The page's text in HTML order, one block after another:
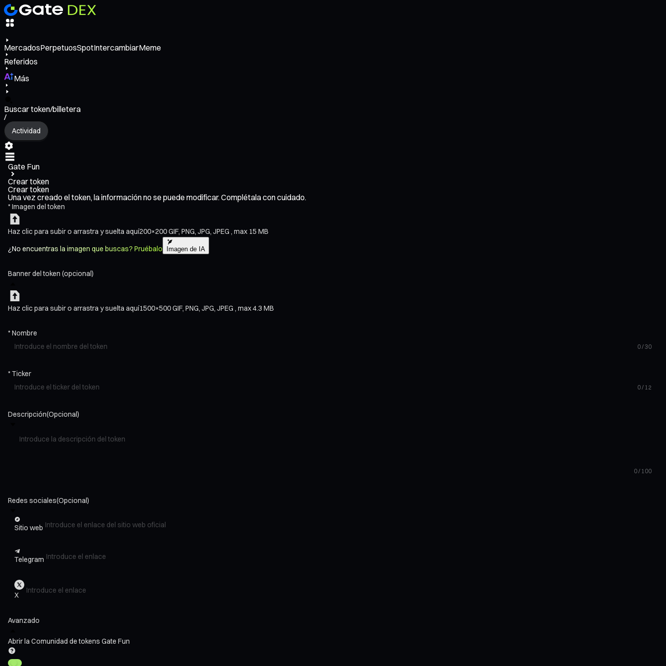
MercadosPerpetuosSpotIntercambiarMeme
Referidos
Más
Buscar token/billetera
/
Actividad
Gate Fun
Crear token
Crear token
Una vez creado el token, la información no se puede modificar. Complétala con cuidado.
*Imagen del token
Haz clic para subiro arrastra y suelta aquí200×200GIF, PNG, JPG, JPEG , max 15 MB
¿No encuentras la imagen que buscas? Pruébalo
Imagen de IA
Banner del token (opcional)
Haz clic para subiro arrastra y suelta aquí1500×500GIF, PNG, JPG, JPEG , max 4.3 MB
*Nombre
0 / 30
*Ticker
0 / 12
Descripción(Opcional)
0 / 100
Redes sociales(Opcional)
Sitio web
Telegram
X
Avanzado
Abrir la Comunidad de tokens Gate Fun